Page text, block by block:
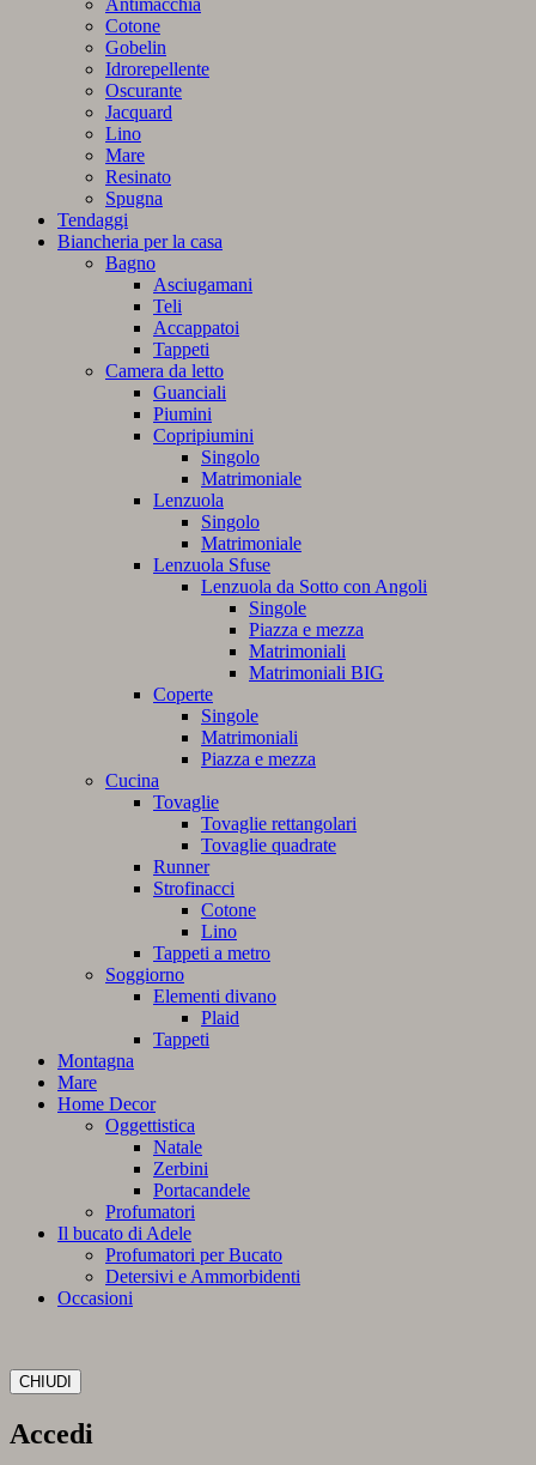
Cotone
Gobelin
Idrorepellente
Oscurante
Jacquard
Lino
Mare
Resinato
Spugna
Tendaggi
Biancheria per la casa
Bagno
Asciugamani
Teli
Accappatoi
Tappeti
Camera da letto
Guanciali
Piumini
Copripiumini
Singolo
Matrimoniale
Lenzuola
Singolo
Matrimoniale
Lenzuola Sfuse
Lenzuola da Sotto con Angoli
Singole
Piazza e mezza
Matrimoniali
Matrimoniali BIG
Coperte
Singole
Matrimoniali
Piazza e mezza
Cucina
Tovaglie
Tovaglie rettangolari
Tovaglie quadrate
Runner
Strofinacci
Cotone
Lino
Tappeti a metro
Soggiorno
Elementi divano
Plaid
Tappeti
Montagna
Mare
Home Decor
Oggettistica
Natale
Zerbini
Portacandele
Profumatori
Il bucato di Adele
Profumatori per Bucato
Detersivi e Ammorbidenti
Occasioni
CHIUDI
Accedi